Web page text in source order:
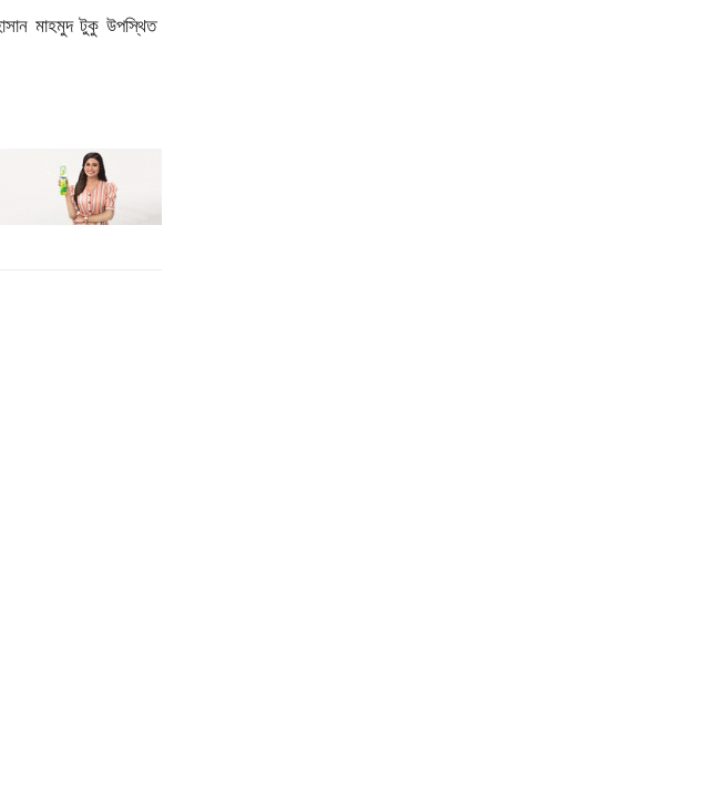
মাহমুদ টুকু উপস্থিত